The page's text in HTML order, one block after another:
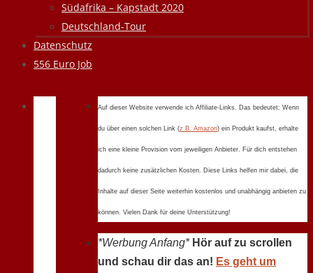
Südafrika – Kapstadt 2020
Deutschland-Tour
Datenschutz
556 Euro Job
Auf dieser Website verwende ich Affiliate-Links. Das bedeutet: Wenn
du über einen solchen Link (z.B. Amazon) ein Produkt kaufst, erhalte
ich eine kleine Provision vom jeweiligen Anbieter. Für dich entstehen
dadurch keine zusätzlichen Kosten. Diese Links helfen mir dabei, die
Inhalte auf dieser Seite weiterhin kostenlos und unabhängig anbieten zu
können. Vielen Dank für deine Unterstützung!
*Werbung Anfang* Hör auf zu scrollen
und schau dir das an! Es geht um